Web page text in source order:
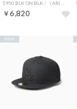
￥6,820
NEW